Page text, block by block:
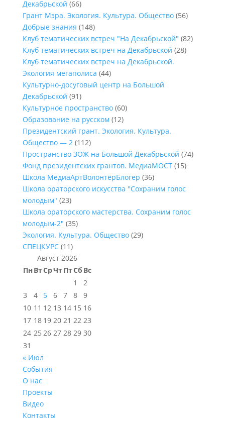
Декабрьской (66)
Грант Мэра. Экология. Культура. Общество(56)
Добрые знания (148)
Клуб тематических встреч "На Декабрьской" (82)
Клуб тематических встреч на Декабрьской (28)
Клуб тематических встреч на Декабрьской.
Экология мегаполиса (44)
Культурно-досуговый центр на Большой
Декабрьской (91)
Культурное пространство(60)
Образование на русском (12)
Президентский грант. Экология. Культура.
Общество — 2(112)
Пространство ЗОЖ на Большой Декабрьской (74)
Фонд президентских грантов. МедиаМОСТ(15)
Школа МедиаАртВолонтёрБлогер (36)
Школа ораторского искусства "Сохраним голос
молодым" (23)
Школа ораторского мастерства. Сохраним голос
молодым-2" (35)
Экология. Культура. Общество(29)
СПЕЦКУРС(11)
Август 2026
ПнВтСрЧтПтСб Вс
1
2
3
4 5 6 7 8
9
10 11 12 13 14 15 16
17 18 19 20 21 22 23
24 25 26 27 28 29 30
31
« Июл
События
О нас
Проекты
Видео
Контакты